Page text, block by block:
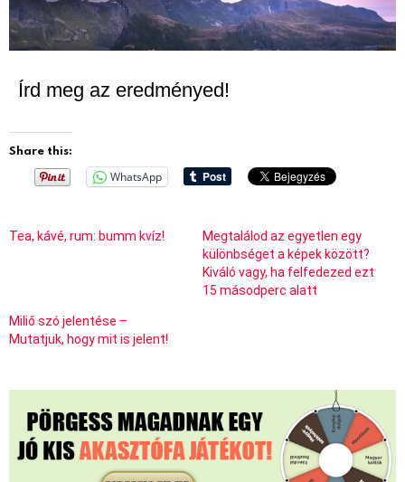
Írd meg az eredményed!
Share this:
WhatsApp
Tea, kávé, rum: bumm kvíz!
Megtalálod az egyetlen egy
különbséget a képek között?
Kiváló vagy, ha felfedezed ezt
15 másodperc alatt
Miliő szó jelentése –
Mutatjuk, hogy mit is jelent!